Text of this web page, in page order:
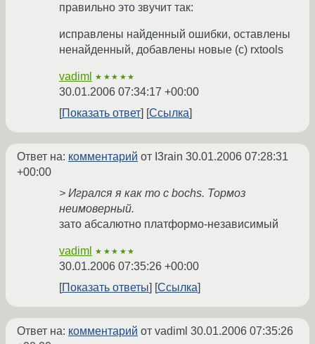
правильно это звучит так:
исправлены найденный ошибки, оставлены
ненайденный, добавлены новые (с) rxtools
vadiml ★★★★★
30.01.2006 07:34:17 +00:00
Показать ответ
Ссылка
Ответ на: комментарий от I3rain 30.01.2006 07:28:31
+00:00
> Игрался я как то с bochs. Тормоз
неимоверный.
зато абсалютно платформо-независимый
vadiml ★★★★★
30.01.2006 07:35:26 +00:00
Показать ответы
Ссылка
Ответ на: комментарий от vadiml 30.01.2006 07:35:26